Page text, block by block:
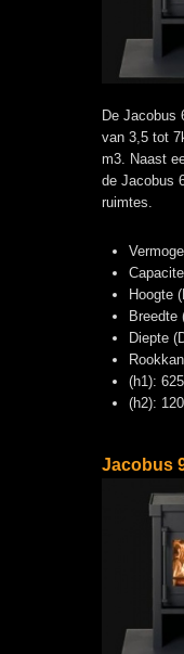
De Jacobus
van 3,5 tot
m3. Naast
de Jacobus
ruimtes.
Hoogte
Diepte
(h1):
(h2):
Jacobus